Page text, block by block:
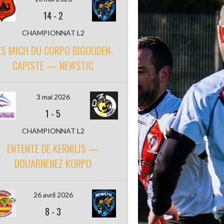
14- 2
CHAMPIONNAT L2
MICH DU CORPO BIGOUDEN-
CAPISTE — NEWSTIC
3 mai 2026
1 - 5
CHAMPIONNAT L2
ENTENTE DE KERNILIS —
DOUARNENEZ KORPO
26 avril 2026
8 - 3